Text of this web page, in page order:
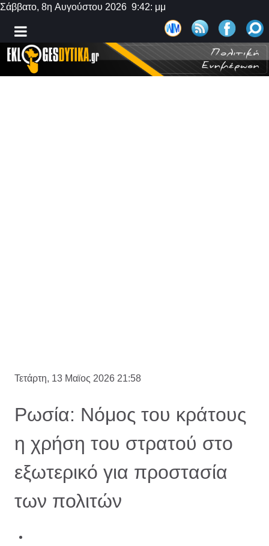
Σάββατο, 8η Αυγούστου 2026 9:42: μμ
Τετάρτη, 13 Μαϊος 2026 21:58
Ρωσία: Νόμος του κράτους
η χρήση του στρατού στο
εξωτερικό για προστασία
των πολιτών